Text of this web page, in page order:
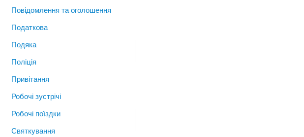
Повідомлення та оголошення
Податкова
Подяка
Поліція
Привітання
Робочі зустрічі
Робочі поїздки
Святкування